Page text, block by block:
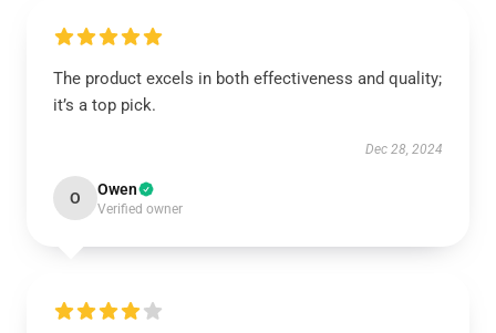
The product excels in both effectiveness and quality;
it’s a top pick.
Dec 28, 2024
O Owen
Verified owner